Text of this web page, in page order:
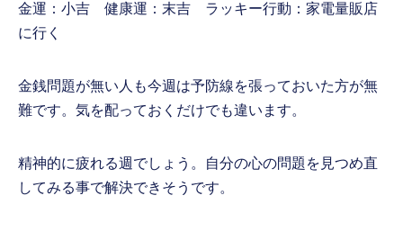
金運：小吉 健康運：末吉 ラッキー行動：家電量販店
に行く
金銭問題が無い人も今週は予防線を張っておいた方が無
難です。気を配っておくだけでも違います。
精神的に疲れる週でしょう。自分の心の問題を見つめ直
してみる事で解決できそうです。